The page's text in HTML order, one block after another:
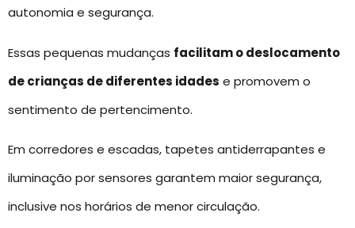
autonomia e segurança.
Essas pequenas mudanças facilitam o deslocamento
de crianças de diferentes idades e promovem o
sentimento de pertencimento.
Em corredores e escadas, tapetes antiderrapantes e
iluminação por sensores garantem maior segurança,
inclusive nos horários de menor circulação.